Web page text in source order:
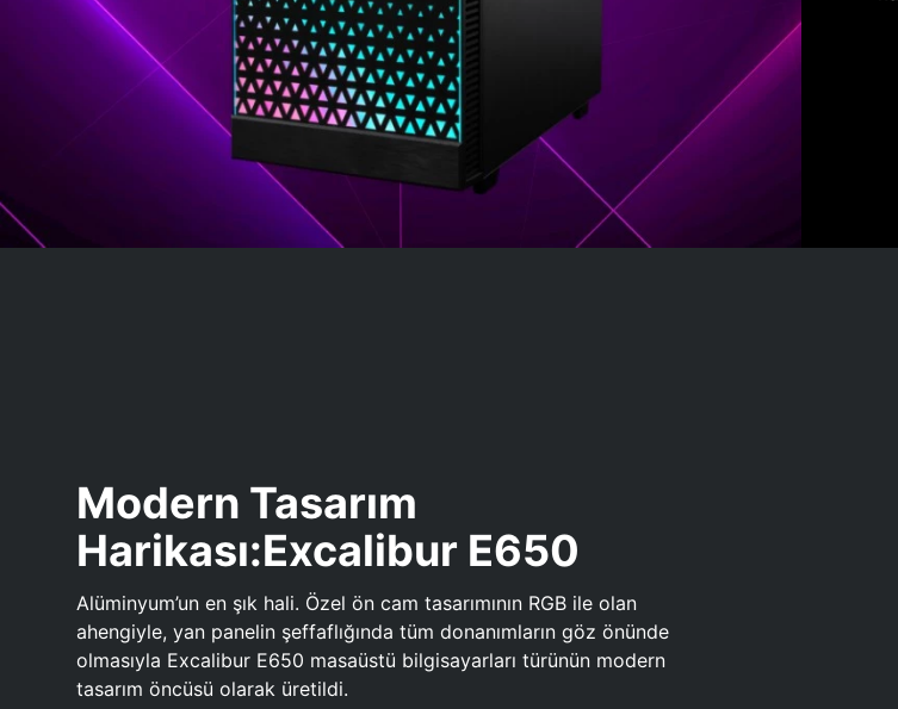
Modern Tasarım
Harikası:Excalibur E650
Alüminyum’un en şık hali. Özel ön cam tasarımının RGB ile olan
ahengiyle, yan panelin şeffaflığında tüm donanımların göz önünde
olmasıyla Excalibur E650 masaüstü bilgisayarları türünün modern
tasarım öncüsü olarak üretildi.